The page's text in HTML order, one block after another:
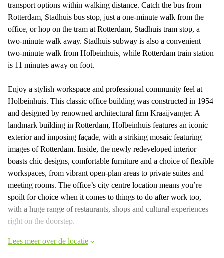
transport options within walking distance. Catch the bus from
Rotterdam, Stadhuis bus stop, just a one-minute walk from the
office, or hop on the tram at Rotterdam, Stadhuis tram stop, a
two-minute walk away. Stadhuis subway is also a convenient
two-minute walk from Holbeinhuis, while Rotterdam train station
is 11 minutes away on foot.
Enjoy a stylish workspace and professional community feel at
Holbeinhuis. This classic office building was constructed in 1954
and designed by renowned architectural firm Kraaijvanger. A
landmark building in Rotterdam, Holbeinhuis features an iconic
exterior and imposing façade, with a striking mosaic featuring
images of Rotterdam. Inside, the newly redeveloped interior
boasts chic designs, comfortable furniture and a choice of flexible
workspaces, from vibrant open-plan areas to private suites and
meeting rooms. The office’s city centre location means you’re
spoilt for choice when it comes to things to do after work too,
with a huge range of restaurants, shops and cultural experiences
right on the doorstep.
Lees meer over de locatie